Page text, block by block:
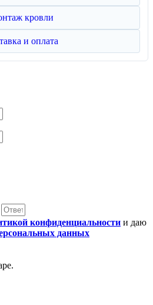
кровли
и оплата
конфиденциальности и даю
данных